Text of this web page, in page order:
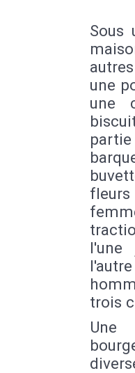
Sous
une
une
partie
l'une
trois
Une